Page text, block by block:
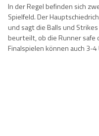
In der Regel befinden sich
Spielfeld. Der
und sagt die Balls und
beurteilt, ob die Runner safe
Finalspielen können auch 3-